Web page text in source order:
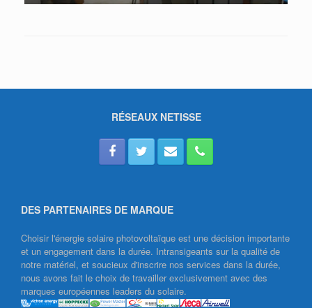
RÉSEAUX NETISSE
DES PARTENAIRES DE MARQUE
Choisir l'énergie solaire photovoltaïque est une décision importante
et un engagement dans la durée. Intransigeants sur la qualité de
notre matériel, et soucieux d'inscrire nos services dans la durée,
nous avons fait le choix de travailler exclusivement avec des
marques européennes leaders du solaire.